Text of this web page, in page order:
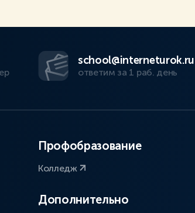
school@interneturok.ru
ответим за 1 раб. день
Профобразование
Колледж
Дополнительно